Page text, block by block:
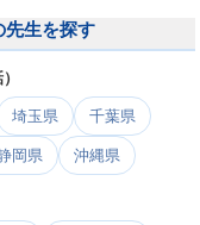
先生を探す
埼玉県 千葉県
岡県 沖縄県